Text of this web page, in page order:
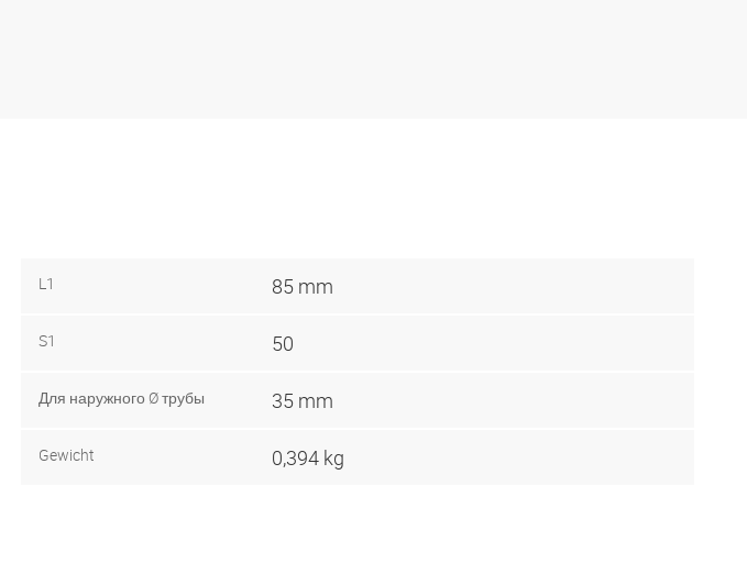
L1 85 mm
S1 50
Для наружного Ø трубы 35 mm
Gewicht 0,394 kg